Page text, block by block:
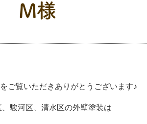
M様
ご覧いただきありがとうございます♪
駿河区、清水区の外壁塗装は